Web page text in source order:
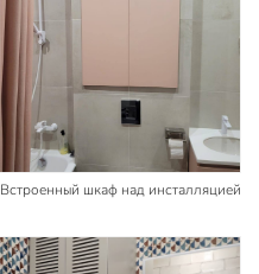
Встроенный шкаф над инсталляцией